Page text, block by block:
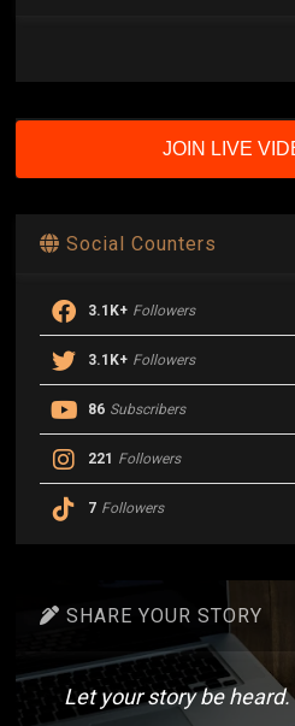
JOIN LIVE
Social Counters
3.1K+ Followers
3.1K+ Followers
86 Subscribers
221 Followers
7 Followers
SHARE YOUR STORY
Let your story be